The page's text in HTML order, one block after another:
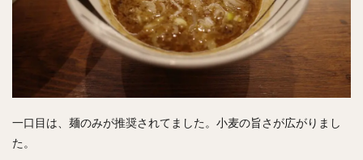
一口目は、麺のみが推奨されてました。小麦の旨さが広がりまし
た。